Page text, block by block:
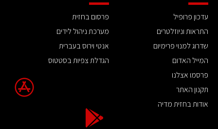
עדכון פרופיל
התראות וניוזלטרים
שדרוג למנוי פרימיום
המייל האדום
פרסמו אצלנו
תקנון האתר
אודות בחזית מדיה
פרסום בחזית
מערכת ניהול לידים
אנטי וירוס בעברית
הגדלת צפיות בסטטוס